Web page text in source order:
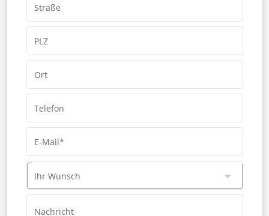
Straße
PLZ
Ort
Telefon
E-Mail*
Ihr Wunsch
Nachricht